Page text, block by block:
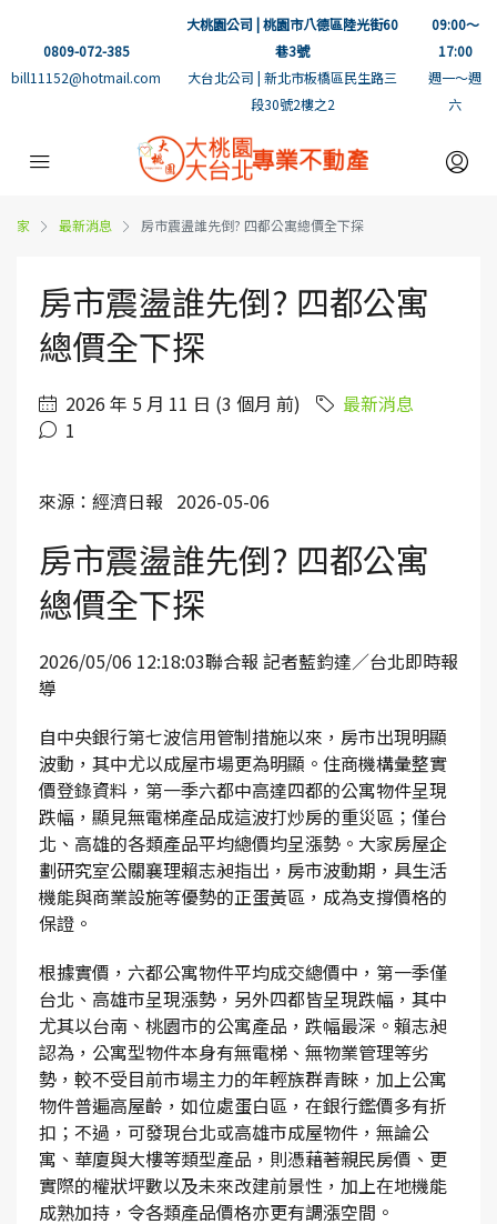
0809-072-385
bill11152@hotmail.com
大桃園公司 | 桃園市八德區陸光街60
巷3號
大台北公司 | 新北市板橋區民生路三
段30號2樓之2
09:00～
17:00
週一～週
六
家 最新消息 房市震盪誰先倒? 四都公寓總價全下探
房市震盪誰先倒? 四都公寓
總價全下探
2026 年 5 月 11 日 (3 個月 前)
最新消息
1
來源：經濟日報 2026-05-06
房市震盪誰先倒? 四都公寓
總價全下探
2026/05/06 12:18:03聯合報 記者藍鈞達／台北即時報
導
自中央銀行第七波信用管制措施以來，房市出現明顯
波動，其中尤以成屋市場更為明顯。住商機構彙整實
價登錄資料，第一季六都中高達四都的公寓物件呈現
跌幅，顯見無電梯產品成這波打炒房的重災區；僅台
北、高雄的各類產品平均總價均呈漲勢。大家房屋企
劃研究室公關襄理賴志昶指出，房市波動期，具生活
機能與商業設施等優勢的正蛋黃區，成為支撐價格的
保證。
根據實價，六都公寓物件平均成交總價中，第一季僅
台北、高雄市呈現漲勢，另外四都皆呈現跌幅，其中
尤其以台南、桃園市的公寓產品，跌幅最深。賴志昶
認為，公寓型物件本身有無電梯、無物業管理等劣
勢，較不受目前市場主力的年輕族群青睞，加上公寓
物件普遍高屋齡，如位處蛋白區，在銀行鑑價多有折
扣；不過，可發現台北或高雄市成屋物件，無論公
寓、華廈與大樓等類型產品，則憑藉著親民房價、更
實際的權狀坪數以及未來改建前景性，加上在地機能
成熟加持，令各類產品價格亦更有調漲空間。